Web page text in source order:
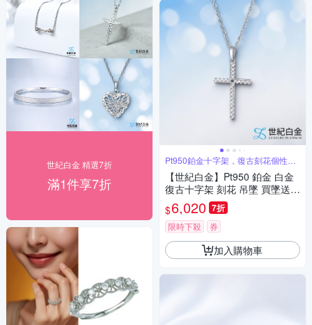
世紀白金 精選7折
滿1件享7折
Pt950鉑金十字架，復古刻花個性吊
【世紀白金】Pt950 鉑金 白金
復古十字架 刻花 吊墜 買墜送鍊
個性百搭 禮物
$6,020 7折
限時下殺 券
加入購物車